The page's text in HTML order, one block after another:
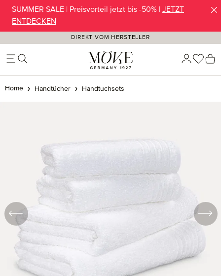
Zum Hauptinhalt springen
SUMMER SALE | Preisvorteil jetzt bis -50% | JETZT
ENTDECKEN
DIREKT VOM HERSTELLER
Du
Home Handtücher Handtuchsets